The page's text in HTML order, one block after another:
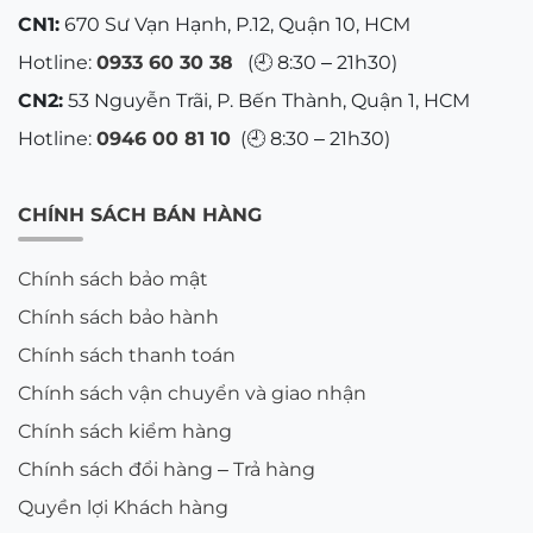
CN1: 670 Sư Vạn Hạnh, P.12, Quận 10, HCM
Hotline: 0933 60 30 38 (🕘 8:30 – 21h30)
CN2: 53 Nguyễn Trãi, P. Bến Thành, Quận 1, HCM
Hotline: 0946 00 81 10 (🕘 8:30 – 21h30)
CHÍNH SÁCH BÁN HÀNG
Chính sách bảo mật
Chính sách bảo hành
Chính sách thanh toán
Chính sách vận chuyển và giao nhận
Chính sách kiểm hàng
Chính sách đổi hàng – Trả hàng
Quyền lợi Khách hàng